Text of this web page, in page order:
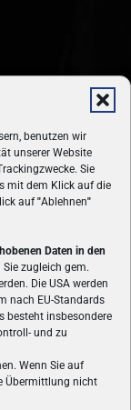
benutzen wir
unserer Website
Sie
mit dem Klick auf die
auf"Ablehnen"
Daten in den
Sie zugleich gem.
Die USA werden
nach EU-Standards
besteht insbesondere
und zu
Wenn Sie auf
Übermittlung nicht
älteste Online-
aktuelle News,
Gaming-